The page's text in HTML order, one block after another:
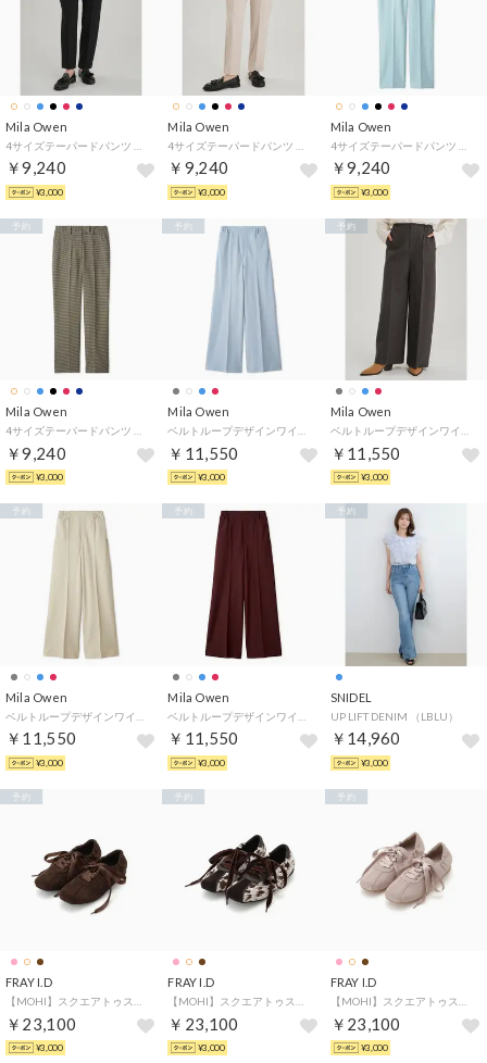
Mila Owen
￥9,240
¥3,000
Mila Owen
￥9,240
¥3,000
Mila Owen
￥9,240
¥3,000
Mila Owen
￥9,240
予約
¥3,000
Mila Owen
￥11,550
予約
¥3,000
Mila Owen
￥11,550
予約
¥3,000
Mila Owen
￥11,550
予約
¥3,000
Mila Owen
￥11,550
予約
¥3,000
SNIDEL
UP LIFT DENIM （LBLU）
￥14,960
予約
¥3,000
FRAY I.D
￥23,100
予約
¥3,000
FRAY I.D
￥23,100
予約
¥3,000
FRAY I.D
￥23,100
予約
¥3,000